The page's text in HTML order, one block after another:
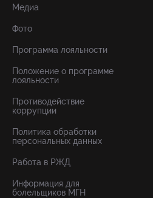
Медиа
Фото
Программа лояльности
Положение о программе
лояльности
Противодействие
коррупции
Политика обработки
персональных данных
Работа в РЖД
Информация для
болельщиков МГН